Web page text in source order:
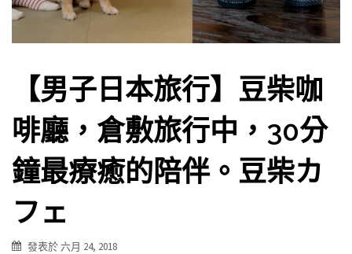
【男子日本旅行】豆柴咖
啡廳，倉敷旅行中，30分
鐘最療癒的陪伴。豆柴カ
フェ
發表於六月 24, 2018